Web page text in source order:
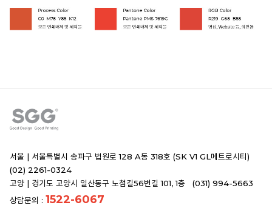
서울 | 서울특별시 송파구 법원로 128 A동 318호 (SK V1 GL메트로시티)
(02) 2261-0324
고양 | 경기도 고양시 일산동구 노첨길56번길 101, 1층 (031) 994-5663
상담문의 : 1522-6067